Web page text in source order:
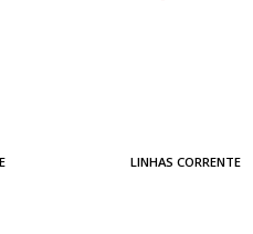
LINHAS CORRENTE